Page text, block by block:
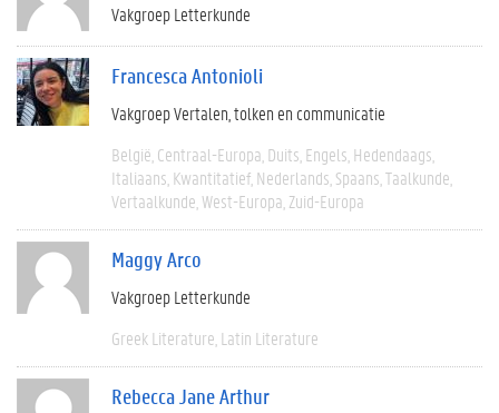
Vakgroep Letterkunde
Francesca Antonioli
Vakgroep Vertalen, tolken en communicatie
België Centraal-Europa Duits Engels Hedendaags
Italiaans Kwantitatief Nederlands Spaans Taalkunde
Vertaalkunde West-Europa Zuid-Europa
Maggy Arco
Vakgroep Letterkunde
Greek Literature Latin Literature
Rebecca Jane Arthur